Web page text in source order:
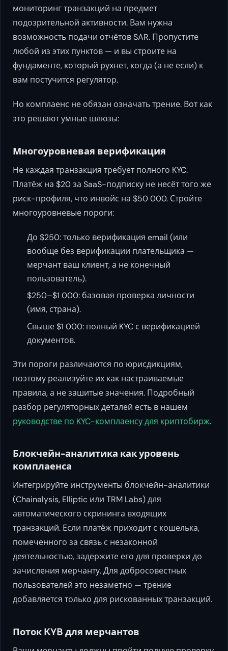
мониторинг транзакций на предмет
подозрительной активности. Вам нужна
возможность подачи отчётов SAR. Пропустите
любой из этих пунктов — и вы строите на
фундаменте, который рухнет, когда (а не если) к
вам постучится регулятор.
Но комплаенс не обязан означать трение. Вот как
это решают умные шлюзы:
Многоуровневая верификация
Не каждая транзакция требует полного KYC.
Платёж на $20 за SaaS-подписку не несёт того же
риск-профиля, что инвойс на $50 000. Стройте
многоуровневые пороги:
До $250: только верификация email (или
вообще без верификации плательщика —
мерчант ваш клиент, а не конечный
пользователь).
$250–$1 000: базовая проверка личности
(имя, страна).
Свыше $1 000: полный KYC с верификацией
документов.
Эти пороги различаются по юрисдикциям,
поэтому реализуйте их как настраиваемые
правила, а не зашитые значения. Подробный
разбор регуляторных деталей есть в нашем
руководстве по KYC-комплаенсу для криптобирж.
Блокчейн-аналитика как уровень
комплаенса
Интегрируйте инструменты блокчейн-аналитики
(Chainalysis, Elliptic или TRM Labs) для
автоматического скрининга входящих
транзакций. Если платёж приходит с кошелька,
помеченного за связь с незаконной
деятельностью, задержите его для проверки до
зачисления мерчанту. Для добросовестных
пользователей это незаметно — трение
добавляется только для рискованных транзакций.
Поток KYB для мерчантов